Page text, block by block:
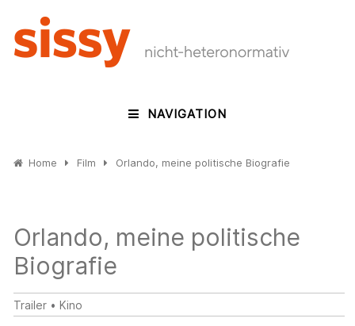
NAVIGATION
Home Film Orlando, meine politische Biografie
Orlando, meine politische
Biografie
Trailer •Kino